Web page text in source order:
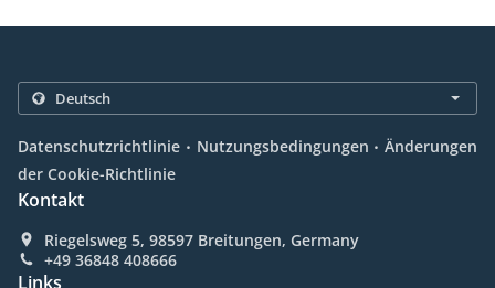
Datenschutzrichtlinie . Nutzungsbedingungen . Änderungen
der Cookie-Richtlinie
Kontakt
Riegelsweg 5, 98597 Breitungen, Germany
+49 36848 408666
Links